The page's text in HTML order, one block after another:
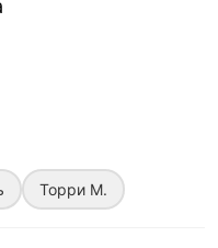
Торри М.